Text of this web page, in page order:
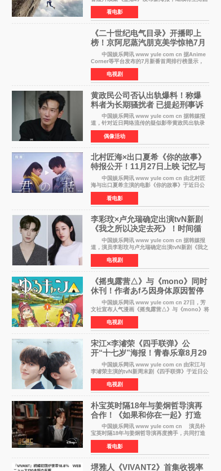
于绝境高处——这一次，是摇摇欲坠的徒步栈
道。该片将于今年9月2日北美上映，恐高症患者
请提前做好心理
看电影
《二十世纪电气目录》开播即上
榜！京阿尼蒸汽朋克美学惊艳7月
新番季
中国娱乐网讯 www yule com cn 据Anime
Corner等平台发布的7月新番首周排行榜显示，
由京都动画制作的《二十世纪电气目录》在多个
榜单中表现亮眼，位列AniLab全球TOP10第十
名。该剧改编自结
电视剧
黄政民公司否认出轨爆料！称爆
料者为长期骚扰者 已提起刑事诉
中国娱乐网讯 www yule com cn 据韩媒报
道，针对近日网络流传的疑似影帝黄政民出轨录
音及短信爆料，黄政民所属经纪公司于今日正式
发表声明，明确否认相关传闻。 公司表示，
爆料者是一名长
偶像活动
北村匠海×出口夏希《你的故事》
特报公开！11月27日上映 记忆与
初恋的奇幻交织
中国娱乐网讯 www yule com cn 由北村匠
海与出口夏希主演的电影《你的故事》于近日公
开特报影像，正式定档11月27日上映。 本片
改编自三秋缒同名小说，编剧由曾执笔《孤独摇
滚！》的吉田惠
看电影
李彩玟×卢允瑞确定出演tvN新剧
《我之所以决定去死》！时间循
环青春爱情来袭
中国娱乐网讯 www yule com cn 据韩媒报
道，演员李彩玟与卢允瑞确定出演tvN新剧《我之
所以决定去死》，分别担任男女主角。该剧预计
将于明年播出，引发观众期待。 本剧改编自
NAVER同名人气
电视剧
《摇曳露营△》与《mono》同时
休刊！作者あfろ因身体原因暂停
双连载
中国娱乐网讯 www yule com cn 27日，芳
文社宣布人气漫画《摇曳露营△》与《mono》将
暂停连载一段时间，原因是漫画家あfろ身体状况
不佳。 编辑部表示：一直承蒙各位对
《mono》的喜爱，
电视剧
宋江×李濬荣《四手联弹》公
开“十七岁”海报！青春乐章8月29
日奏响
中国娱乐网讯 www yule com cn 由宋江与
李濬荣主演的tvN新周末剧《四手联弹》于近日公
开十七岁版海报，以充满青春气息的画面再度点
燃观众期待。 海报中，宋江与李濬荣并肩站
在音乐教室的
电视剧
朴宝英时隔18年与姜炯哲导演再
合作！《如果和你在一起》打造
奇幻浪漫喜剧
中国娱乐网讯 www yule com cn 演员朴
宝英时隔18年与姜炯哲导演再度携手，共同打造
备受期待的浪漫喜剧新作《如果和你在一起》
（暂定名）。据OSEN报道，朴宝英将出演该片
女主角，自2008年《
看电影
堺雅人《VIVANT2》首集收视率